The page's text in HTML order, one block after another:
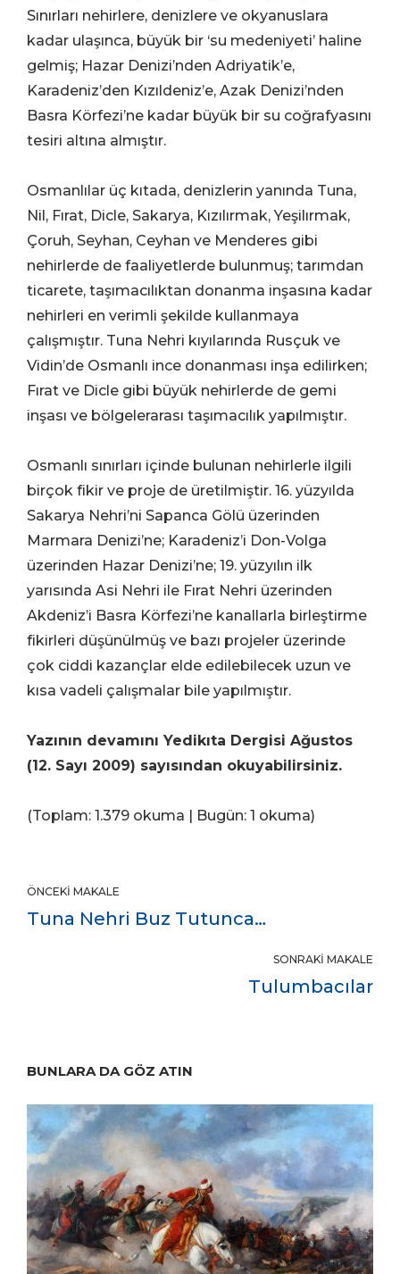
Sınırları nehirlere, denizlere ve okyanuslara
kadar ulaşınca, büyük bir ‘su medeniyeti’ haline
gelmiş; Hazar Denizi’nden Adriyatik’e,
Karadeniz’den Kızıldeniz’e, Azak Denizi’nden
Basra Körfezi’ne kadar büyük bir su coğrafyasını
tesiri altına almıştır.
Osmanlılar üç kıtada, denizlerin yanında Tuna,
Nil, Fırat, Dicle, Sakarya, Kızılırmak, Yeşilırmak,
Çoruh, Seyhan, Ceyhan ve Menderes gibi
nehirlerde de faaliyetlerde bulunmuş; tarımdan
ticarete, taşımacılıktan donanma inşasına kadar
nehirleri en verimli şekilde kullanmaya
çalışmıştır. Tuna Nehri kıyılarında Rusçuk ve
Vidin’de Osmanlı ince donanması inşa edilirken;
Fırat ve Dicle gibi büyük nehirlerde de gemi
inşası ve bölgelerarası taşımacılık yapılmıştır.
Osmanlı sınırları içinde bulunan nehirlerle ilgili
birçok fikir ve proje de üretilmiştir. 16. yüzyılda
Sakarya Nehri’ni Sapanca Gölü üzerinden
Marmara Denizi’ne; Karadeniz’i Don-Volga
üzerinden Hazar Denizi’ne; 19. yüzyılın ilk
yarısında Asi Nehri ile Fırat Nehri üzerinden
Akdeniz’i Basra Körfezi’ne kanallarla birleştirme
fikirleri düşünülmüş ve bazı projeler üzerinde
çok ciddi kazançlar elde edilebilecek uzun ve
kısa vadeli çalışmalar bile yapılmıştır.
Yazının devamını Yedikıta Dergisi Ağustos
(12. Sayı 2009) sayısından okuyabilirsiniz.
(Toplam: 1.379 okuma | Bugün: 1 okuma)
ÖNCEKI MAKALE
Tuna Nehri Buz Tutunca…
SONRAKI MAKALE
Tulumbacılar
BUNLARA DA GÖZ ATIN